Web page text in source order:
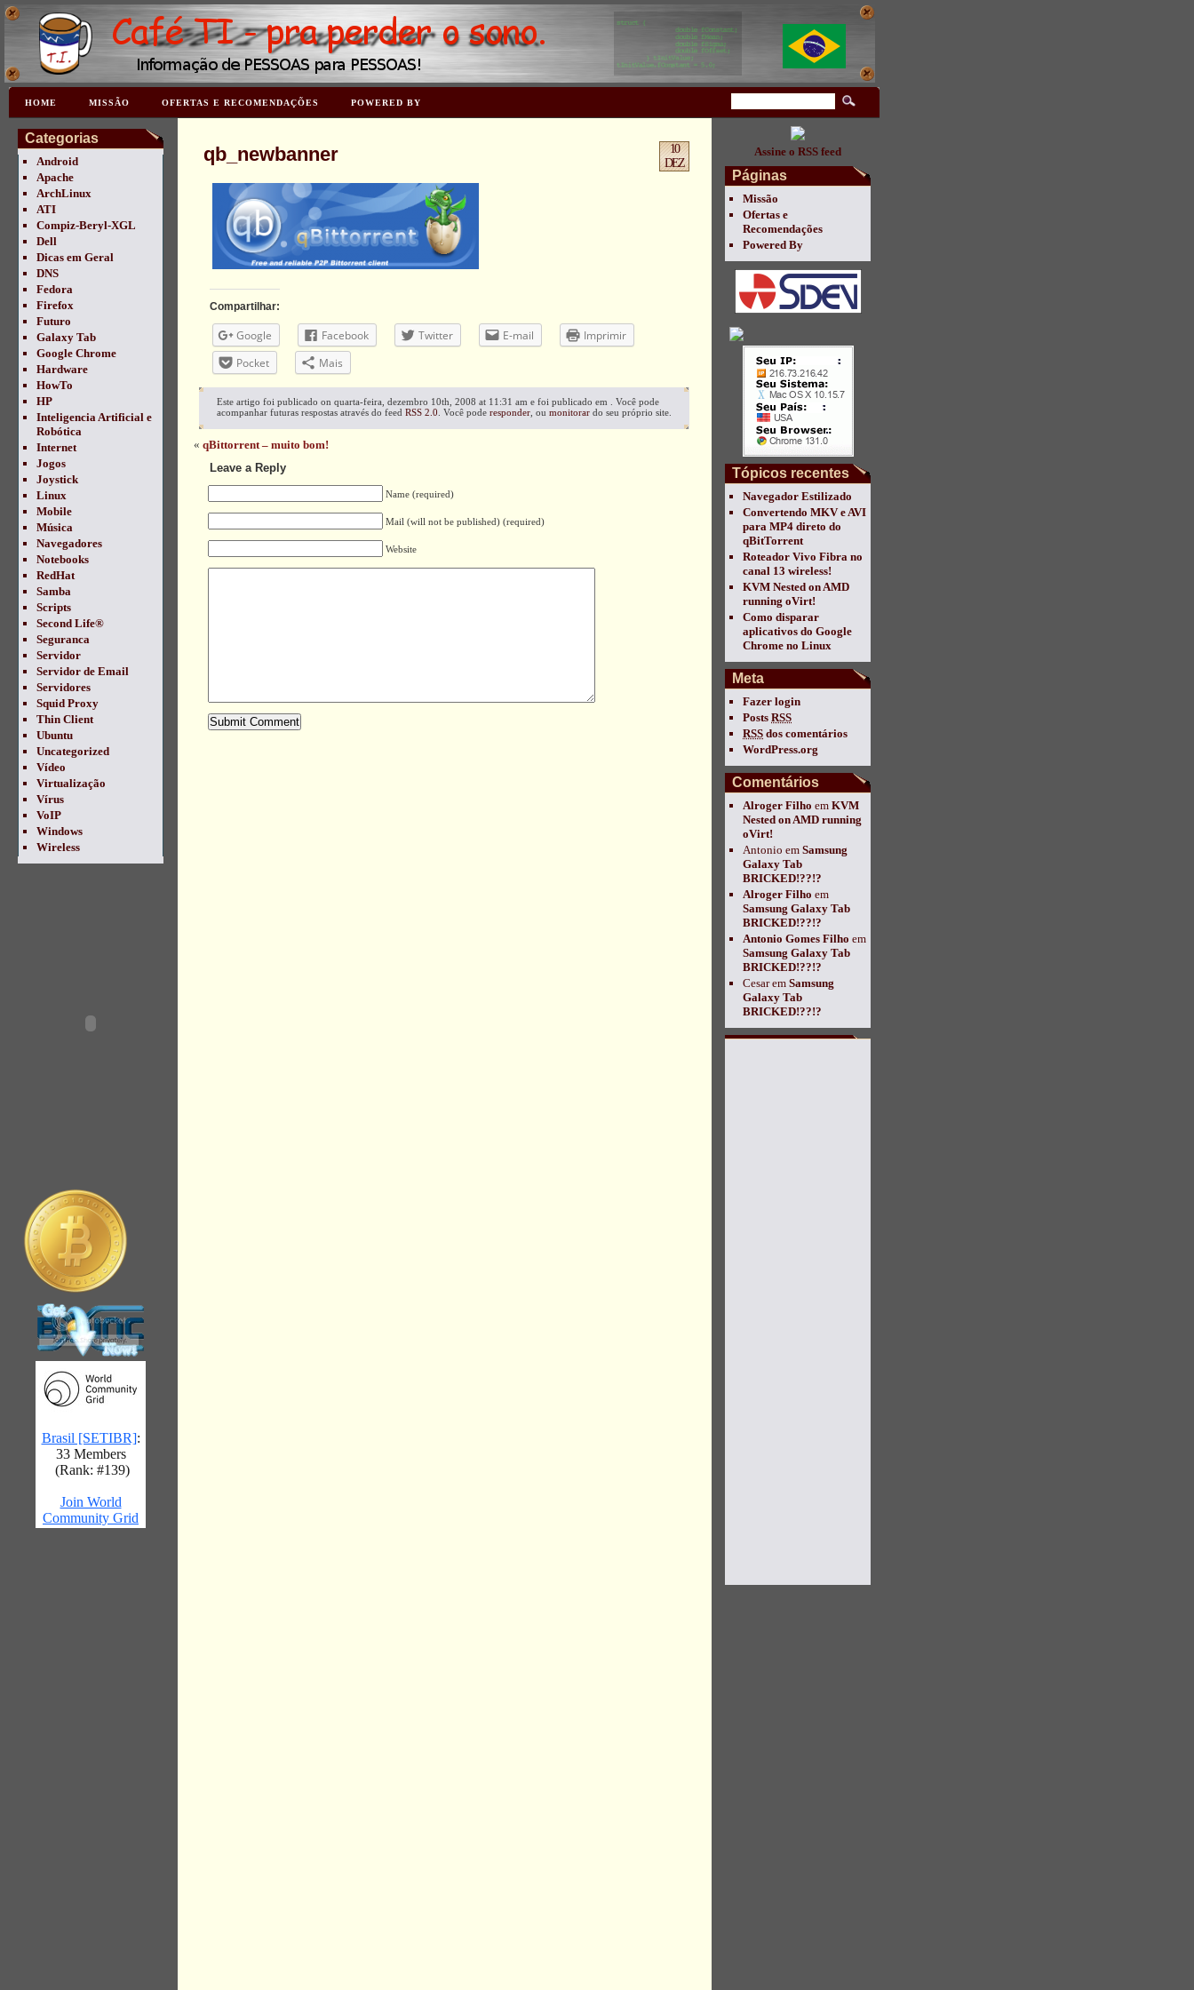
HOME MISSÃO OFERTAS E RECOMENDAÇÕES POWERED BY
Categorias
Android
Apache
ArchLinux
ATI
Compiz-Beryl-XGL
Dell
Dicas em Geral
DNS
Fedora
Firefox
Futuro
Galaxy Tab
Google Chrome
Hardware
HowTo
HP
Inteligencia Artificial e
Robótica
Internet
Jogos
Joystick
Linux
Mobile
Música
Navegadores
Notebooks
RedHat
Samba
Scripts
Second Life®
Seguranca
Servidor
Servidor de Email
Servidores
Squid Proxy
Thin Client
Ubuntu
Uncategorized
Vídeo
Virtualização
Vírus
VoIP
Windows
Wireless
Assine o RSS feed
Páginas
Missão
Ofertas e
Recomendações
Powered By
Tópicos recentes
Navegador Estilizado
Convertendo MKV e AVI
para MP4 direto do
qBitTorrent
Roteador Vivo Fibra no
canal 13 wireless!
KVM Nested on AMD
running oVirt!
Como disparar
aplicativos do Google
Chrome no Linux
Meta
Fazer login
Posts RSS
RSS dos comentários
WordPress.org
Comentários
Alroger Filho em KVM
Nested on AMD running
oVirt!
Antonio em Samsung
Galaxy Tab
BRICKED!??!?
Alroger Filho em
Samsung Galaxy Tab
BRICKED!??!?
Antonio Gomes Filho em
Samsung Galaxy Tab
BRICKED!??!?
Cesarem Samsung
Galaxy Tab
BRICKED!??!?
10
DEZ
qb_newbanner
Compartilhar:
Google Facebook Twitter E-mail
Imprimir
Pocket
Mais
Este artigo foi publicado on quarta-feira, dezembro 10th, 2008 at 11:31 am e foi publicado em . Você pode
acompanhar futuras respostas através do feed RSS 2.0 . Você pode responder, ou monitorardo seu próprio site.
« qBittorrent – muito bom!
Leave a Reply
Name (required)
Mail (will not be published) (required)
Website